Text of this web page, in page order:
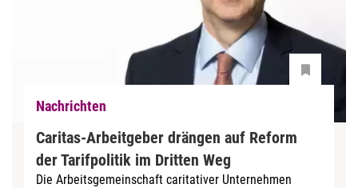
Nachrichten
Caritas-Arbeitgeber drängen auf Reform
der Tarifpolitik im Dritten Weg
Die Arbeitsgemeinschaft caritativer Unternehmen